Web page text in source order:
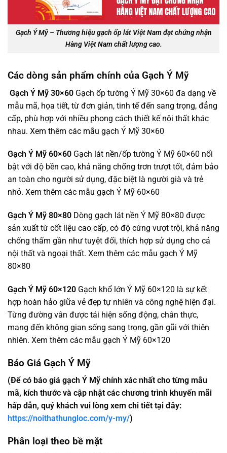
Gạch Ý Mỹ – Thương hiệu gạch ốp lát Việt Nam đạt chứng nhận
Hàng Việt Nam chất lượng cao.
Các dòng sản phẩm chính của Gạch Ý Mỹ
Gạch Ý Mỹ 30×60 Gạch ốp tường Ý Mỹ 30×60 đa dạng về
mẫu mã, họa tiết, từ đơn giản, tinh tế đến sang trọng, đẳng
cấp, phù hợp với nhiều phong cách thiết kế nội thất khác
nhau. Xem thêm các mẫu gạch Ý Mỹ 30×60
Gạch Ý Mỹ 60×60 Gạch lát nền/ốp tường Ý Mỹ 60×60 nổi
bật với độ bền cao, khả năng chống trơn trượt tốt, đảm bảo
an toàn cho người sử dụng, đặc biệt là người già và trẻ
nhỏ. Xem thêm các mẫu gạch Ý Mỹ 60×60
Gạch Ý Mỹ 80×80 Dòng gạch lát nền Ý Mỹ 80×80 được
sản xuất từ cốt liệu cao cấp, có độ cứng vượt trội, khả năng
chống thấm gần như tuyệt đối, thích hợp sử dụng cho cả
nội thất và ngoại thất. Xem thêm các mẫu gạch Ý Mỹ
80×80
Gạch Ý Mỹ 60×120 Gạch khổ lớn Ý Mỹ 60×120 là sự kết
hợp hoàn hảo giữa vẻ đẹp tự nhiên và công nghệ hiện đại.
Từng đường vân được tái hiện sống động, chân thực,
mang đến không gian sống sang trọng, gần gũi với thiên
nhiên. Xem thêm các mẫu gạch Ý Mỹ 60×120
Báo Giá Gạch Ý Mỹ
(Để có báo giá gạch Ý Mỹ chính xác nhất cho từng mẫu
mã, kích thước và cập nhật các chương trình khuyến mãi
hấp dẫn, quý khách vui lòng xem chi tiết tại đây:
https://noithathungloc.com/y-my/)
Phân loại theo bề mặt